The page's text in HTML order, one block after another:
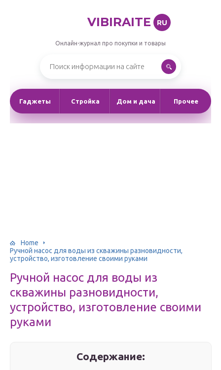
VIBIRAITE RU
Онлайн-журнал про покупки и товары
Гаджеты Стройка Дом и дача Прочее
Home
Ручной насос для воды из скважины разновидности,
устройство, изготовление своими руками
Ручной насос для воды из
скважины разновидности,
устройство, изготовление своими
руками
Содержание: